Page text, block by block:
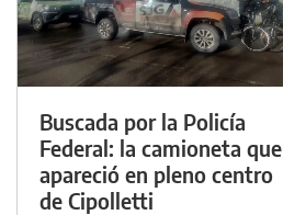
Buscada por la Policía
Federal: la camioneta que
apareció en pleno centro
de Cipolletti